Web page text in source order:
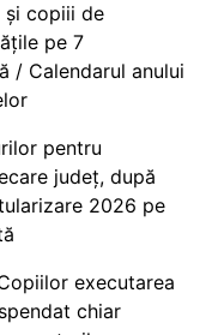
și copiii de
pe 7
/ Calendarul anului
pentru
județ, după
2026 pe
executarea
chiar